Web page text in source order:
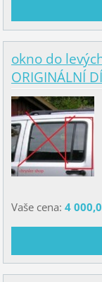
okno do
ORIGINÁLNÍ
Vaše cena: 4